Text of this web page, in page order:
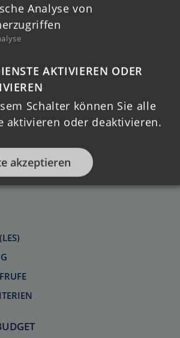
Analyse von
AKTIVIEREN ODER
Schalter können Sie alle
aktivieren oder deaktivieren.
akzeptieren